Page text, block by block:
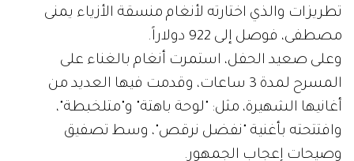
تطريزات والذي اختارته لأنغام منسقة الأزياء يمنى
مصطفى، فوصل إلى 922 دولاراً.
وعلى صعيد الحفل، استمرت أنغام بالغناء على
المسرح لمدة 3 ساعات، وقدمت فيها العديد من
أغانيها الشهيرة، مثل: "لوحة باهتة" و"متلخبطة"،
وافتتحته بأغنية "نفضل نرقص"، وسط تصفيق
وصيحات إعجاب الجمهور.